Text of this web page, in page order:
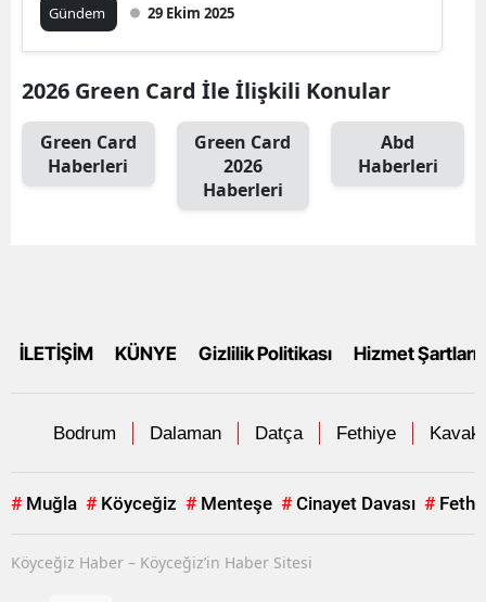
Gündem 29 Ekim 2025
2026 Green Card İle İlişkili Konular
Green Card
Haberleri
Green Card
2026
Haberleri
Abd
Haberleri
İLETİŞİM KÜNYE Gizlilik Politikası Hizmet Şartları
Bodrum Dalaman Datça Fethiye
# Muğla # Köyceğiz # Menteşe # Cinayet Davası #
Köyceğiz Haber – Köyceğiz’in Haber Sitesi